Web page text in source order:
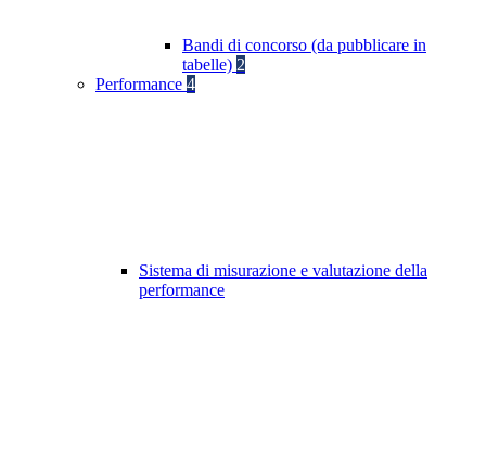
Bandi di concorso (da pubblicare in
tabelle) 2
Performance 4
Sistema di misurazione e valutazione della
performance